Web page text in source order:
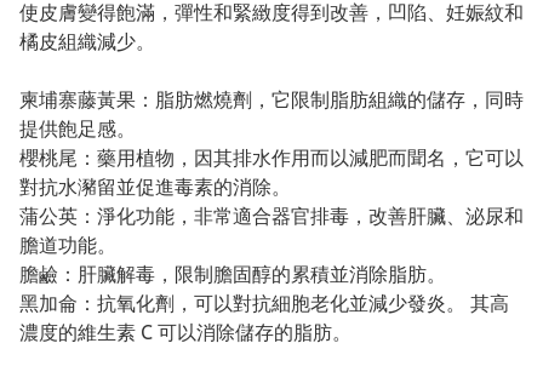
使皮膚變得飽滿，彈性和緊緻度得到改善，凹陷、妊娠紋和
橘皮組織減少。
柬埔寨藤黃果：脂肪燃燒劑，它限制脂肪組織的儲存，同時
提供飽足感。
櫻桃尾：藥用植物，因其排水作用而以減肥而聞名，它可以
對抗水瀦留並促進毒素的消除。
蒲公英：淨化功能，非常適合器官排毒，改善肝臟、泌尿和
膽道功能。
膽鹼：肝臟解毒，限制膽固醇的累積並消除脂肪。
黑加侖：抗氧化劑，可以對抗細胞老化並減少發炎。 其高
濃度的維生素 C 可以消除儲存的脂肪。